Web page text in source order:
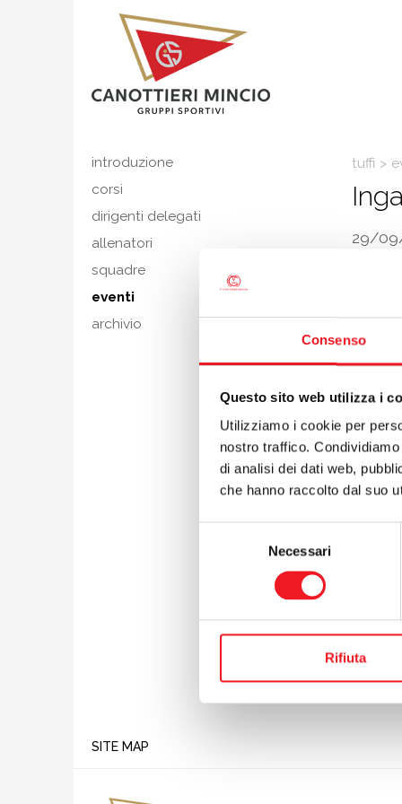
Consenso
Questo sito web utilizza i
Utilizziamo i cookie per
nostro traffico.
di analisi dei dati web,
che hanno raccolto dal suo
Necessari
Rifiuta
introduzione
corsi
dirigenti delegati
allenatori
squadre
eventi
archivio
tuffi >
29/
federale
“Ho
prima
piaciuto
settore
le leve
SITE MAP